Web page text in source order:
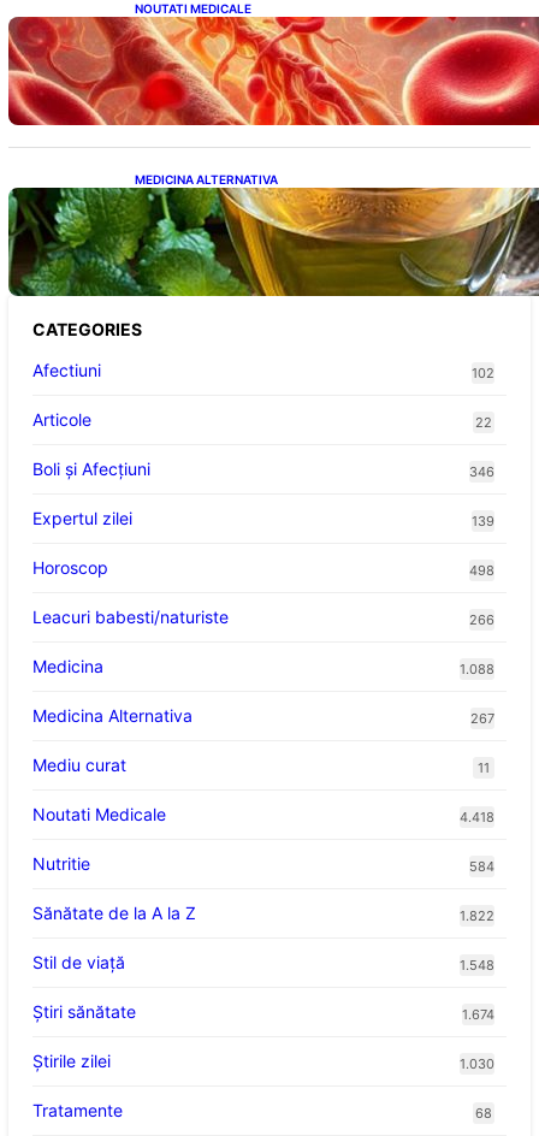
NOUTATI MEDICALE
Vitamina K: Beneficii, Riscuri și Interacțiuni
în Coagularea Sângelui
MEDICINA ALTERNATIVA
Roinița: Soluția Naturală pentru Reducerea
Cortizolului și Îmbunătățirea Somnului
CATEGORIES
Afectiuni
102
Articole 22
Boli și Afecțiuni 346
Expertul zilei 139
Horoscop 498
Leacuri babesti/naturiste 266
Medicina 1.088
Medicina Alternativa 267
Mediu curat 11
Noutati Medicale 4.418
Nutritie 584
Sănătate de la A la Z 1.822
Stil de viaţă 1.548
Ştiri sănătate 1.674
Știrile zilei 1.030
Tratamente 68